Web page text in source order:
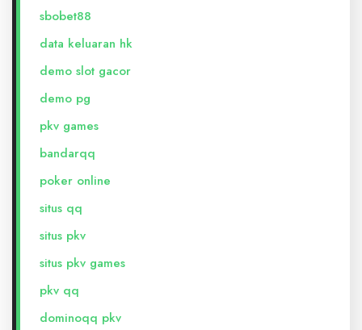
sbobet88
data keluaran hk
demo slot gacor
demo pg
pkv games
bandarqq
poker online
situs qq
situs pkv
situs pkv games
pkv qq
dominoqq pkv